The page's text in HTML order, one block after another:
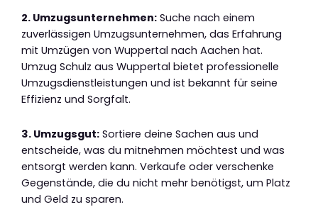
2. Umzugsunternehmen: Suche nach einem
zuverlässigen Umzugsunternehmen, das Erfahrung
mit Umzügen von Wuppertal nach Aachen hat.
Umzug Schulz aus Wuppertal bietet professionelle
Umzugsdienstleistungen und ist bekannt für seine
Effizienz und Sorgfalt.
3. Umzugsgut: Sortiere deine Sachen aus und
entscheide, was du mitnehmen möchtest und was
entsorgt werden kann. Verkaufe oder verschenke
Gegenstände, die du nicht mehr benötigst, um Platz
und Geld zu sparen.